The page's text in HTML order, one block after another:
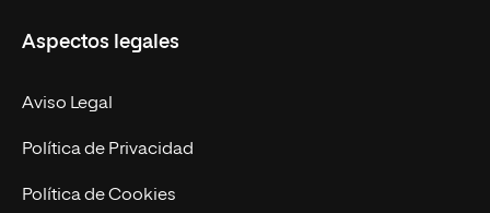
Empresa
MBA
Marketing y Comunicación
Ingeniería
Nuestro Equipo
Contacto
Aspectos legales
Aviso Legal
Política de Privacidad
Política de Cookies